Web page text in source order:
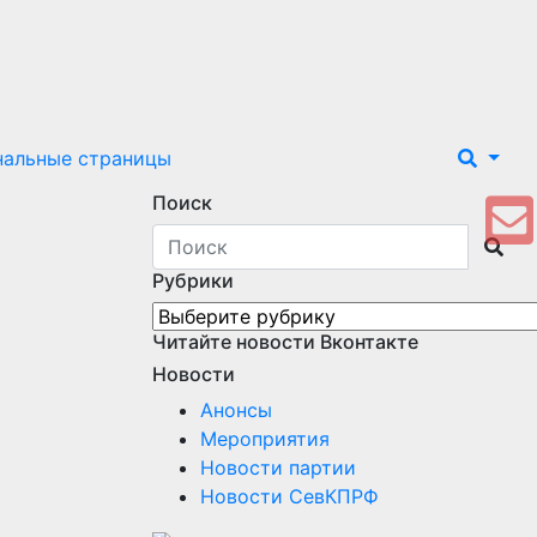
страницы
Поиск
Рубрики
Рубрики
Читайте новости Вконтакте
Новости
Анонсы
Мероприятия
Новости партии
Новости СевКПРФ